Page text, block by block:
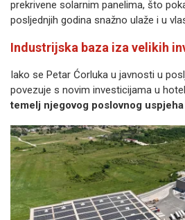
prekrivene solarnim panelima, što
posljednjih godina snažno ulaže i u
Industrijska baza iza velikih
Iako se Petar Ćorluka u javnosti u
povezuje s novim investicijama u
temelj njegovog poslovnog